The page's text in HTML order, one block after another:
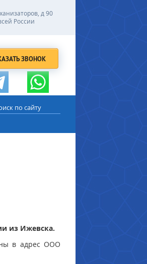
д 90
России
ЗВОНОК
из Ижевска.
в адрес ООО